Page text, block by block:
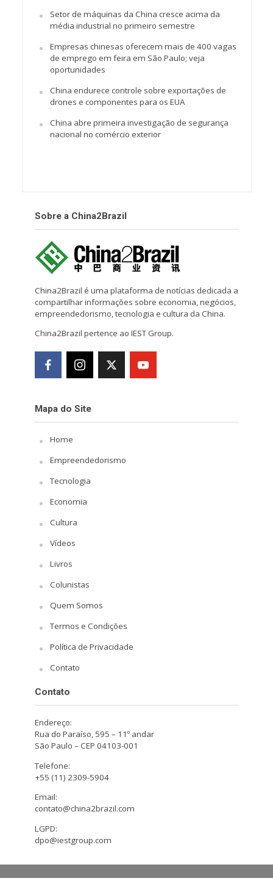
Setor de máquinas da China cresce acima da
média industrial no primeiro semestre
Empresas chinesas oferecem mais de 400 vagas
de emprego em feira em São Paulo; veja
oportunidades
China endurece controle sobre exportações de
drones e componentes para os EUA
China abre primeira investigação de segurança
nacional no comércio exterior
Sobre a China2Brazil
China2Brazil é uma plataforma de notícias dedicada a
compartilhar informações sobre economia, negócios,
empreendedorismo, tecnologia e cultura da China.
China2Brazil pertence ao IEST Group.
Mapa do Site
Home
Empreendedorismo
Tecnologia
Economia
Cultura
Vídeos
Livros
Colunistas
Quem Somos
Termos e Condições
Política de Privacidade
Contato
Contato
Endereço:
Rua do Paraíso, 595 – 11º andar
São Paulo – CEP 04103-001
Telefone:
+55 (11) 2309-5904
Email:
contato@china2brazil.com
LGPD:
dpo@iestgroup.com